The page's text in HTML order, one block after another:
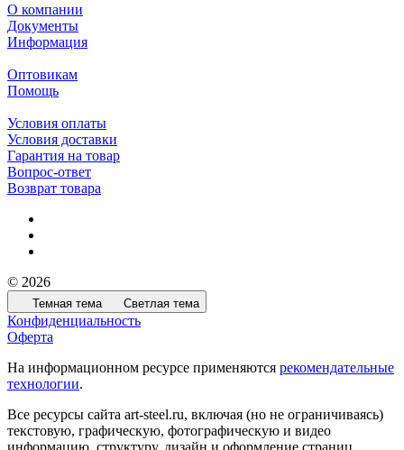
О компании
Документы
Информация
Оптовикам
Помощь
Условия оплаты
Условия доставки
Гарантия на товар
Вопрос-ответ
Возврат товара
© 2026
Темная тема Светлая тема
Конфиденциальность
Оферта
На информационном ресурсе применяются рекомендательные
технологии.
Все ресурсы сайта art-steel.ru, включая (но не ограничиваясь)
текстовую, графическую, фотографическую и видео
информацию, структуру, дизайн и оформление страниц,